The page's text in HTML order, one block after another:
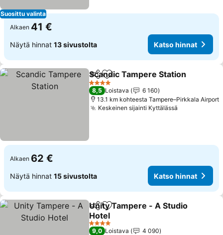
Suosittu valinta
Alkaen 41 €
Näytä hinnat 13 sivustolta Katso hinnat
Jaa Lisää suosikkeihin
Scandic Tampere Station
4 Tähtiluokitus
8,5 Loistava
6 160
13.1 km kohteesta Tampere–Pirkkala Airport
Keskeinen sijainti Kyttälässä
Alkaen 62 €
Näytä hinnat 15 sivustolta Katso hinnat
Jaa Lisää suosikkeihin
Unity Tampere - A Studio
Hotel
Katso hinnat
4 Tähtiluokitus
9,0 Loistava
4 090